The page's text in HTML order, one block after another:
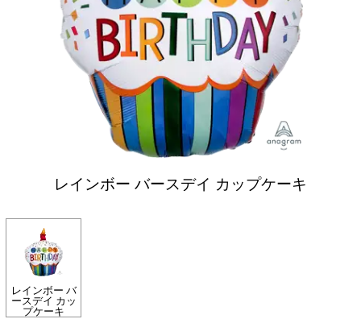
レインボー バースデイ カップケーキ
レインボー バ
ースデイ カッ
プケーキ